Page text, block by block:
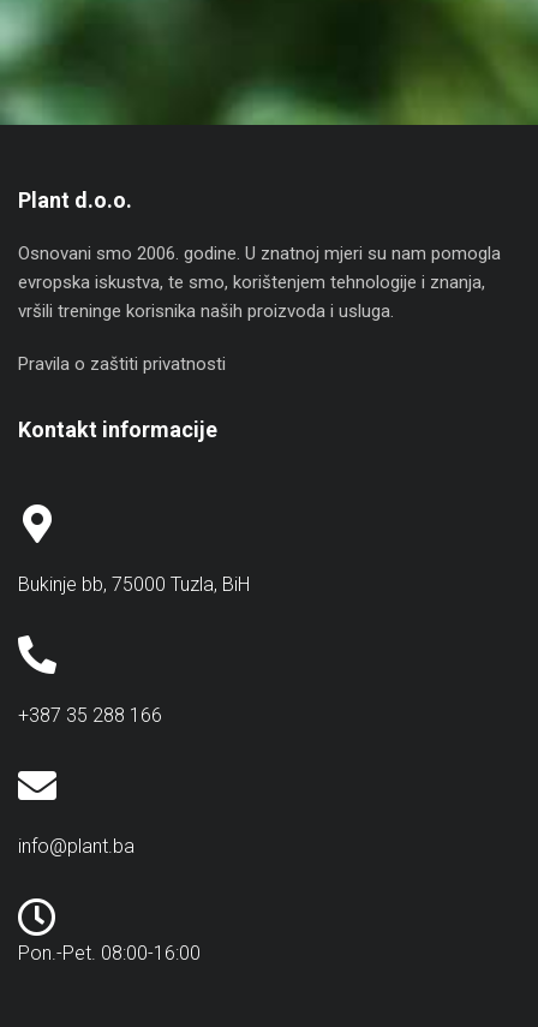
Plant d.o.o.
Osnovani smo 2006. godine. U znatnoj mjeri su nam pomogla
evropska iskustva, te smo, korištenjem tehnologije i znanja,
vršili treninge korisnika naših proizvoda i usluga.
Pravila o zaštiti privatnosti
Kontakt informacije
Bukinje bb, 75000 Tuzla, BiH
+387 35 288 166
info@plant.ba
Pon.-Pet. 08:00-16:00